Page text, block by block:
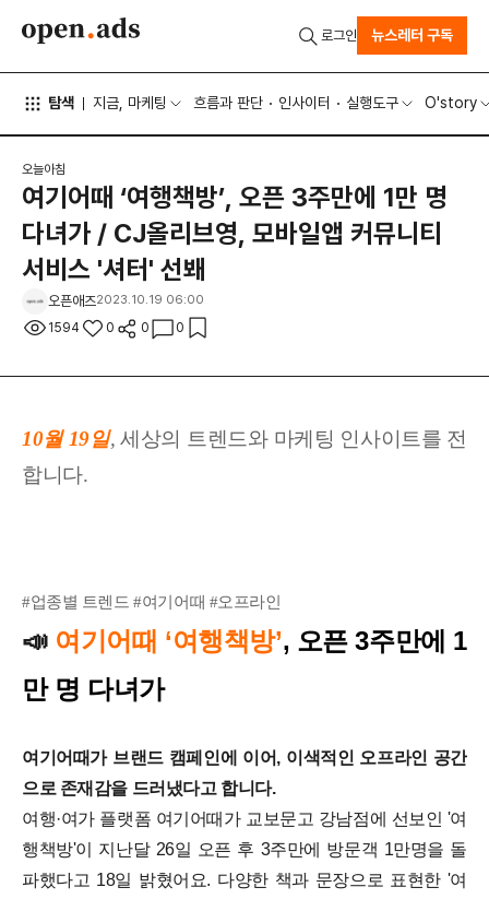
탐색 지금, 마케팅 흐름과 판단 인사이터 실행도구 O'story
로그인 뉴스레터 구독
오늘아침
여기어때 ‘여행책방’, 오픈 3주만에 1만 명
다녀가 / CJ올리브영, 모바일앱 커뮤니티
서비스 '셔터' 선봬
오픈애즈2023.10.19 06:00
1594 0 0 0
10월 19일,세상의 트렌드와 마케팅 인사이트를 전
합니다.
#업종별 트렌드 #여기어때 #오프라인
📣 여기어때 ‘여행책방’, 오픈 3주만에 1
만 명 다녀가
여기어때가 브랜드 캠페인에 이어, 이색적인 오프라인 공간
으로 존재감을 드러냈다고 합니다.
여행·여가 플랫폼 여기어때가 교보문고 강남점에 선보인 '여
행책방'이 지난달 26일 오픈 후 3주만에 방문객 1만명을 돌
파했다고 18일 밝혔어요. 다양한 책과 문장으로 표현한 '여